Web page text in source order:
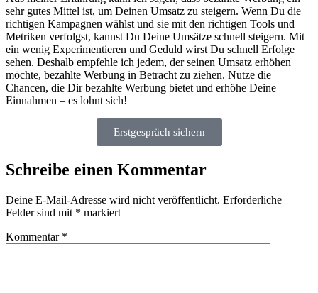
sehr gutes Mittel ist, um Deinen Umsatz zu steigern. Wenn Du die
richtigen Kampagnen wählst und sie mit den richtigen Tools und
Metriken verfolgst, kannst Du Deine Umsätze schnell steigern. Mit
ein wenig Experimentieren und Geduld wirst Du schnell Erfolge
sehen. Deshalb empfehle ich jedem, der seinen Umsatz erhöhen
möchte, bezahlte Werbung in Betracht zu ziehen. Nutze die
Chancen, die Dir bezahlte Werbung bietet und erhöhe Deine
Einnahmen – es lohnt sich!
Erstgespräch sichern
Schreibe einen Kommentar
Deine E-Mail-Adresse wird nicht veröffentlicht. Erforderliche
Felder sind mit * markiert
Kommentar *